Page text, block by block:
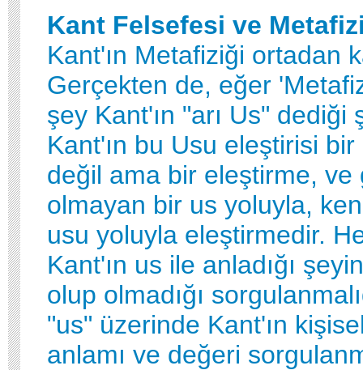
Kant Felsefesi ve
Kant'ın Metafiziği ortadan
Gerçekten de, eğer
şey Kant'ın "arı Us" dediği
Kant'ın bu Usu eleştirisi
değil ama bir eleştirme, ve
olmayan bir us yoluyla,
usu yoluyla eleştirmedir.
Kant'ın us ile anladığı
olup olmadığı
"us" üzerinde Kant'ın
anlamı ve değeri